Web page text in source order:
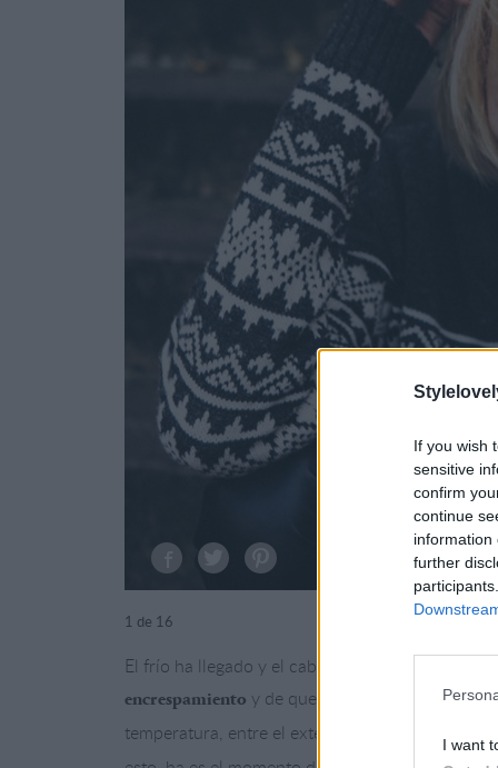
If you wish
sensitive
confirm
continue
information
further
I want
1 de 16
El frío ha llegado y el cabello lo nota. Por un
encrespamiento y de que el pelo luzca débil y
temperatura, entre el exterior y el interior,